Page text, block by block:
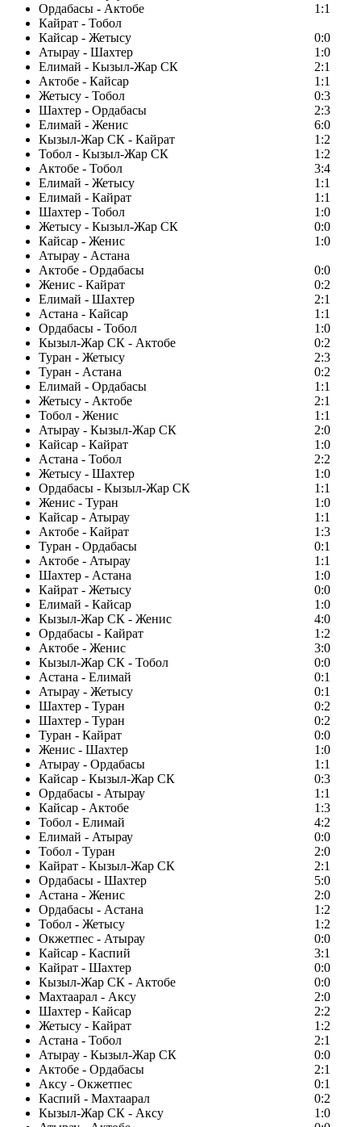
Ордабасы - Актобе
1:1
Кайрат - Тобол
Кайсар - Жетысу
0:0
Атырау - Шахтер
1:0
Елимай - Кызыл-Жар СК
2:1
Актобе - Кайсар
1:1
Жетысу - Тобол
0:3
Шахтер - Ордабасы
2:3
Елимай - Женис
6:0
Кызыл-Жар СК - Кайрат
1:2
Тобол - Кызыл-Жар СК
1:2
Актобе - Тобол
3:4
Елимай - Жетысу
1:1
Елимай - Кайрат
1:1
Шахтер - Тобол
1:0
Жетысу - Кызыл-Жар СК
0:0
Кайсар - Женис
1:0
Атырау - Астана
Актобе - Ордабасы
0:0
Женис - Кайрат
0:2
Елимай - Шахтер
2:1
Астана - Кайсар
1:1
Ордабасы - Тобол
1:0
Кызыл-Жар СК - Актобе
0:2
Туран - Жетысу
2:3
Туран - Астана
0:2
Елимай - Ордабасы
1:1
Жетысу - Актобе
2:1
Тобол - Женис
1:1
Атырау - Кызыл-Жар СК
2:0
Кайсар - Кайрат
1:0
Астана - Тобол
2:2
Жетысу - Шахтер
1:0
Ордабасы - Кызыл-Жар СК
1:1
Женис - Туран
1:0
Кайсар - Атырау
1:1
Актобе - Кайрат
1:3
Туран - Ордабасы
0:1
Актобе - Атырау
1:1
Шахтер - Астана
1:0
Кайрат - Жетысу
0:0
Елимай - Кайсар
1:0
Кызыл-Жар СК - Женис
4:0
Ордабасы - Кайрат
1:2
Актобе - Женис
3:0
Кызыл-Жар СК - Тобол
0:0
Астана - Елимай
0:1
Атырау - Жетысу
0:1
Шахтер - Туран
0:2
Шахтер - Туран
0:2
Туран - Кайрат
0:0
Женис - Шахтер
1:0
Атырау - Ордабасы
1:1
Кайсар - Кызыл-Жар СК
0:3
Ордабасы - Атырау
1:1
Кайсар - Актобе
1:3
Тобол - Елимай
4:2
Елимай - Атырау
0:0
Тобол - Туран
2:0
Кайрат - Кызыл-Жар СК
2:1
Ордабасы - Шахтер
5:0
Астана - Женис
2:0
Ордабасы - Астана
1:2
Тобол - Жетысу
1:2
Окжетпес - Атырау
0:0
Кайсар - Каспий
3:1
Кайрат - Шахтер
0:0
Кызыл-Жар СК - Актобе
0:0
Махтаарал - Аксу
2:0
Шахтер - Кайсар
2:2
Жетысу - Кайрат
1:2
Астана - Тобол
2:1
Атырау - Кызыл-Жар СК
0:0
Актобе - Ордабасы
2:1
Аксу - Окжетпес
0:1
Каспий - Махтаарал
0:2
Кызыл-Жар СК - Аксу
1:0